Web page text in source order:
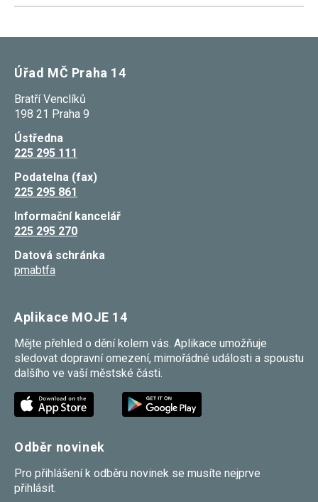
Úřad MČ Praha 14
Bratří Venclíků
198 21 Praha 9
Ústředna
225 295 111
Podatelna (fax)
225 295 861
Informační kancelář
225 295 270
Datová schránka
pmabtfa
Aplikace MOJE 14
Mějte přehled o dění kolem vás. Aplikace umožňuje
sledovat dopravní omezení, mimořádné události a spoustu
dalšího ve vaší městské části.
Odběr novinek
Pro přihlášení k odběru novinek se musíte nejprve
přihlásit.